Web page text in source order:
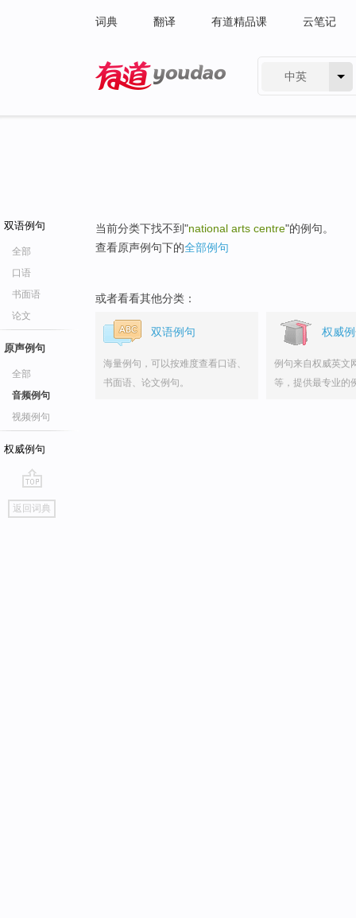
词典 翻译 有道精品课 云笔记
中英
双语例句
全部
口语
书面语
论文
原声例句
全部
音频例句
视频例句
权威例句
go
top
返回词典
当前分类下找不到"national arts centre"的例句。
查看原声例句下的全部例句
或者看看其他分类：
双语例句
海量例句，可以按难度查看口语、
书面语、论文例句。
权威
例句来自权威英文
等，提供最专业的